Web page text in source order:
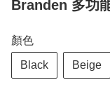
Branden 多功
顏色
Black Beige